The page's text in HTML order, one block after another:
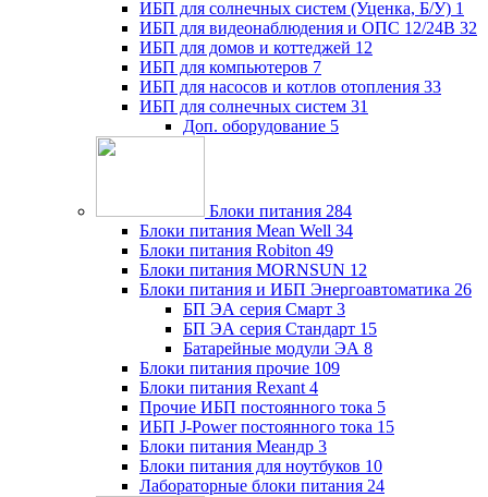
ИБП для солнечных систем (Уценка, Б/У) 1
ИБП для видеонаблюдения и ОПС 12/24В 32
ИБП для домов и коттеджей 12
ИБП для компьютеров 7
ИБП для насосов и котлов отопления 33
ИБП для солнечных систем 31
Доп. оборудование 5
Блоки питания 284
Блоки питания Mean Well 34
Блоки питания Robiton 49
Блоки питания MORNSUN 12
Блоки питания и ИБП Энергоавтоматика 26
БП ЭА серия Смарт 3
БП ЭА серия Стандарт 15
Батарейные модули ЭА 8
Блоки питания прочие 109
Блоки питания Rexant 4
Прочие ИБП постоянного тока 5
ИБП J-Power постоянного тока 15
Блоки питания Меандр 3
Блоки питания для ноутбуков 10
Лабораторные блоки питания 24